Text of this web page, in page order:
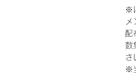
※
配
数
さ
※